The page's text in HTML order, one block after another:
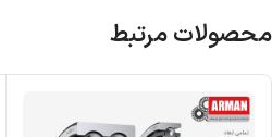
محصولات مرتبط